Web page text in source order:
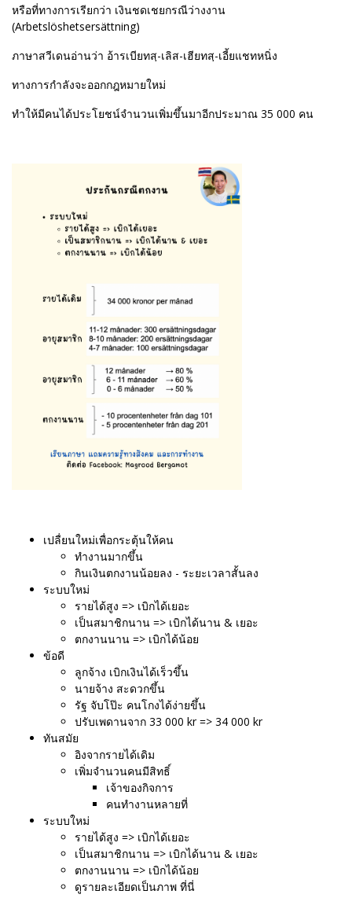
หรือที่ทางการเรียกว่า เงินชดเชยกรณีว่างงาน
(Arbetslöshetsersättning)
ภาษาสวีเดนอ่านว่า อ้ารเบียทสฺ-เลิส-เฮียทสฺ-เอี้ยแชทหนิ่ง
ทางการกำลังจะออกกฎหมายใหม่
ทำให้มีคนได้ประโยชน์จำนวนเพิ่มขึ้นมาอีกประมาณ 35 000 คน
เปลื่ยนใหม่เพื่อกระตุ้นให้คน
ทำงานมากขึ้น
กินเงินตกงานน้อยลง - ระยะเวลาสั้นลง
ระบบใหม่
รายได้สูง => เบิกได้เยอะ
เป็นสมาชิกนาน => เบิกได้นาน & เยอะ
ตกงานนาน => เบิกได้น้อย
ข้อดี
ลูกจ้าง เบิกเงินได้เร็วขึ้น
นายจ้าง สะดวกขึ้น
รัฐ จับโป๊ะ คนโกงได้ง่ายขึ้น
ปรับเพดานจาก 33 000 kr => 34 000 kr
ทันสมัย
อิงจากรายได้เดิม
เพิ่มจำนวนคนมีสิทธิ์
เจ้าของกิจการ
คนทำงานหลายที่
ระบบใหม่
รายได้สูง => เบิกได้เยอะ
เป็นสมาชิกนาน => เบิกได้นาน & เยอะ
ตกงานนาน => เบิกได้น้อย
ดูรายละเอียดเป็นภาพ ที่นี่